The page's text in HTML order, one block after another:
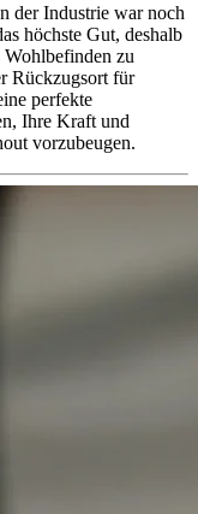
der Industrie war noch
höchste Gut, deshalb
zu
Rückzugsort für
perfekte
Ihre Kraft und
vorzubeugen.